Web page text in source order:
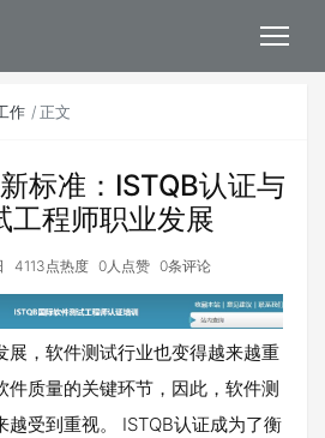
作 正文
标准：ISTQB认证与
工程师职业发展
4113点热度 0人点赞 0条评论
展，软件测试行业也变得越来越重
件质量的关键环节，因此，软件测
越受到重视。 ISTQB认证成为了衡